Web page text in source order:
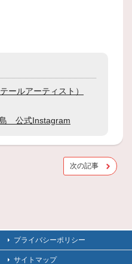
ールアーティスト）
島 公式Instagram
次の記事
プライバシーポリシー
サイトマップ